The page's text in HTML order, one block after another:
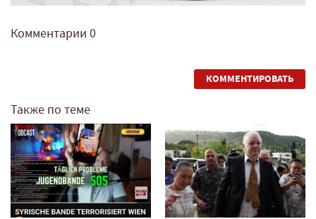
Комментарии 0
КОММЕНТИРОВАТЬ
Также по теме